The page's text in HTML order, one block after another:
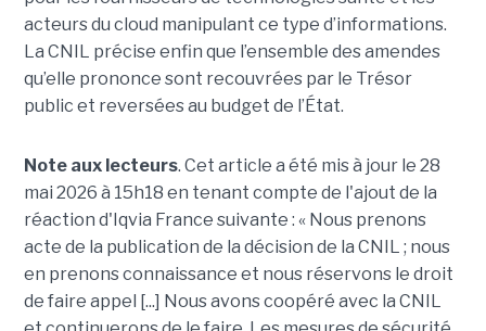
acteurs du cloud manipulant ce type d’informations.
La CNIL précise enfin que l’ensemble des amendes
qu’elle prononce sont recouvrées par le Trésor
public et reversées au budget de l’État.
Note aux lecteurs. Cet article a été mis à jour le 28
mai 2026 à 15h18 en tenant compte de l'ajout de la
réaction d'Iqvia France suivante : « Nous prenons
acte de la publication de la décision de la CNIL ; nous
en prenons connaissance et nous réservons le droit
de faire appel [...] Nous avons coopéré avec la CNIL